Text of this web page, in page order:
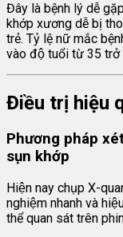
Đây là bệnh lý dễ
khớp xương dễ bị
trẻ. Tỷ lệ nữ mắc
vào độ tuổi từ 35 trở
Điều trị hiệu
Phương pháp
sụn khớp
Hiện nay chụp X-
nghiệm nhanh và
thể quan sát trên